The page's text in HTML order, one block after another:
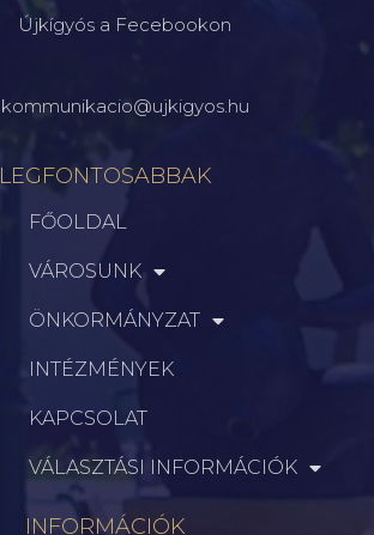
Újkígyós a Fecebookon
kommunikacio@ujkigyos.hu
LEGFONTOSABBAK
FŐOLDAL
VÁROSUNK
ÖNKORMÁNYZAT
INTÉZMÉNYEK
KAPCSOLAT
VÁLASZTÁSI INFORMÁCIÓK
INFORMÁCIÓK